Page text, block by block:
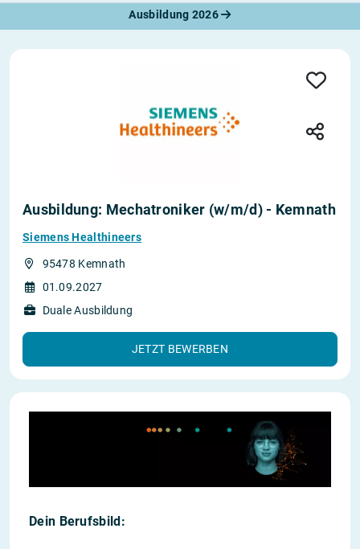
Ausbildung 2026
Ausbildung: Mechatroniker (w/m/d) - Kemnath
Siemens Healthineers
95478 Kemnath
01.09.2027
Duale Ausbildung
JETZT BEWERBEN
Dein Berufsbild: